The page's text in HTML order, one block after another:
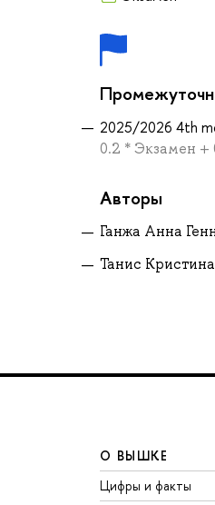
2025/2026 4th
0.2 * Экзамен
Авторы
Ганжа Анна
Танис
О ВЫШКЕ
Цифры и факты